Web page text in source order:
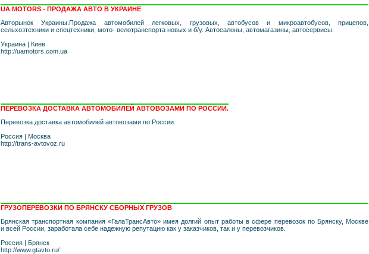
UA MOTORS - ПРОДАЖА АВТО В УКРАИНЕ
Авторынок Украины.Продажа автомобилей легковых, грузовых, автобусов и микроавтобусов, прицепов,
сельхозтехники и спецтехники, мото- велотранспорта новых и б/у. Автосалоны, автомагазины, автосервисы.
Украина | Киев
http://uamotors.com.ua
ПЕРЕВОЗКА ДОСТАВКА АВТОМОБИЛЕЙ АВТОВОЗАМИ ПО РОССИИ.
Перевозка доставка автомобилей автовозами по России.
Россия | Москва
http://trans-avtovoz.ru
ГРУЗОПЕРЕВОЗКИ ПО БРЯНСКУ СБОРНЫХ ГРУЗОВ
Брянская транспортная компания «ГалаТрансАвто» имея долгий опыт работы в сфере перевозок по Брянску, Москве
и всей России, заработала себе надежную репутацию как у заказчиков, так и у перевозчиков.
Россия | Брянск
http://www.gtavto.ru/